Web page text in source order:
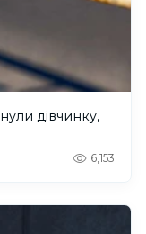
дівчинку,
6,153